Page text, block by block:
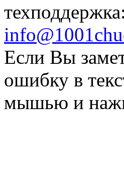
техподдержка:
Если Вы
ошибку в
мышью и